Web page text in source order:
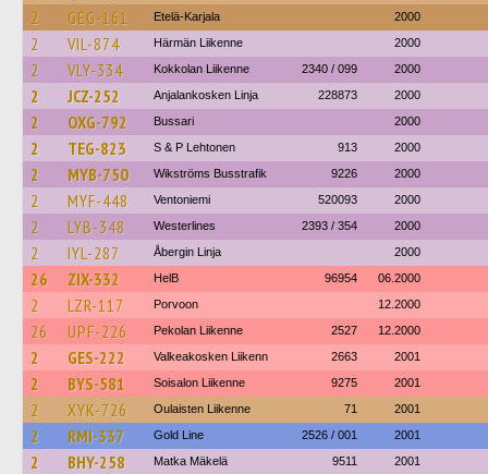
2 GEG-161 Etelä-Karjala 2000
2 VIL-874 Härmän Liikenne 2000
2 VLY-334 Kokkolan Liikenne 2340 / 099 2000
2 JCZ-252 Anjalankosken Linja 228873 2000
2 OXG-792 Bussari 2000
2 TEG-823 S & P Lehtonen 913 2000
2 MYB-750 Wikströms Busstrafik 9226 2000
2 MYF-448 Ventoniemi 520093 2000
2 LYB-348 Westerlines 2393 / 354 2000
2 IYL-287 Åbergin Linja 2000
26 ZIX-332 HelB 96954 06.2000
2 LZR-117 Porvoon 12.2000
26 UPF-226 Pekolan Liikenne 2527 12.2000
2 GES-222 Valkeakosken Liikenn 2663 2001
2 BYS-581 Soisalon Liikenne 9275 2001
2 XYK-726 Oulaisten Liikenne 71 2001
2 RMI-337 Gold Line 2526 / 001 2001
2 BHY-258 Matka Mäkelä 9511 2001